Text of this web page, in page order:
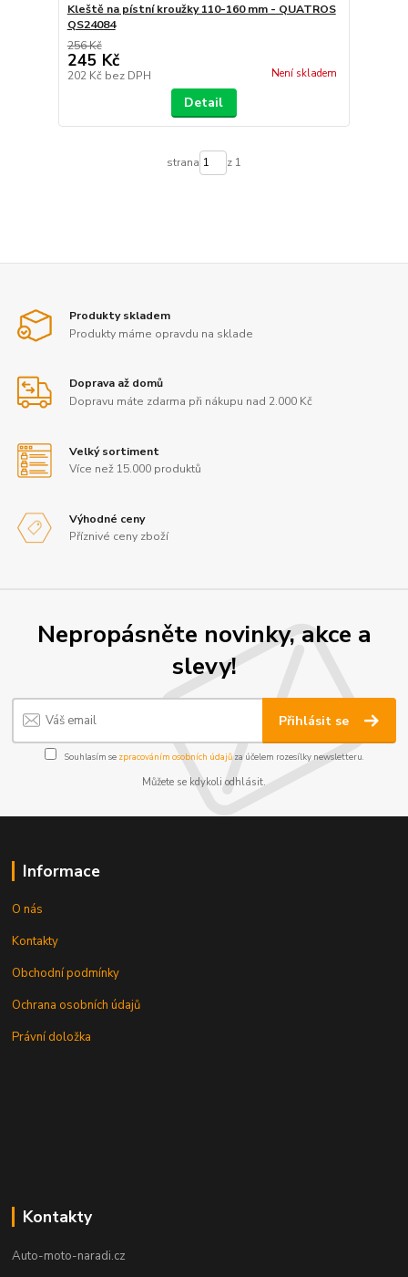
Kleště na pístní kroužky 110-160 mm - QUATROS
QS24084
256 Kč
245 Kč
202 Kč bez DPH Není skladem
Detail
strana z 1
Produkty skladem
Produkty máme opravdu na sklade
Doprava až domů
Dopravu máte zdarma při nákupu nad 2.000 Kč
Velký sortiment
Více než 15.000 produktů
Výhodné ceny
Příznivé ceny zboží
Nepropásněte novinky, akce a
slevy!
Přihlásit se
Souhlasím se zpracováním osobních údajůza účelem rozesílky newsletteru.
Můžete se kdykoli odhlásit.
Informace
O nás
Kontakty
Obchodní podmínky
Ochrana osobních údajů
Právní doložka
Kontakty
Auto-moto-naradi.cz